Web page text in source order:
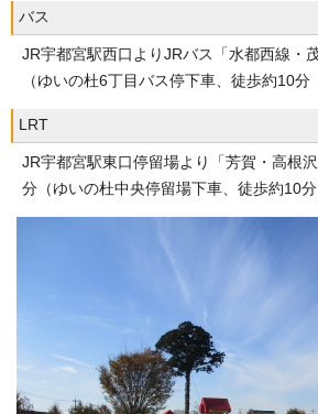
バス
JR宇都宮駅西口よりJRバス「水都西線・
（ゆいの杜6丁目バス停下車、徒歩約10分
LRT
JR宇都宮駅東口停留場より「芳賀・高根
分（ゆいの杜中央停留場下車、徒歩約10分